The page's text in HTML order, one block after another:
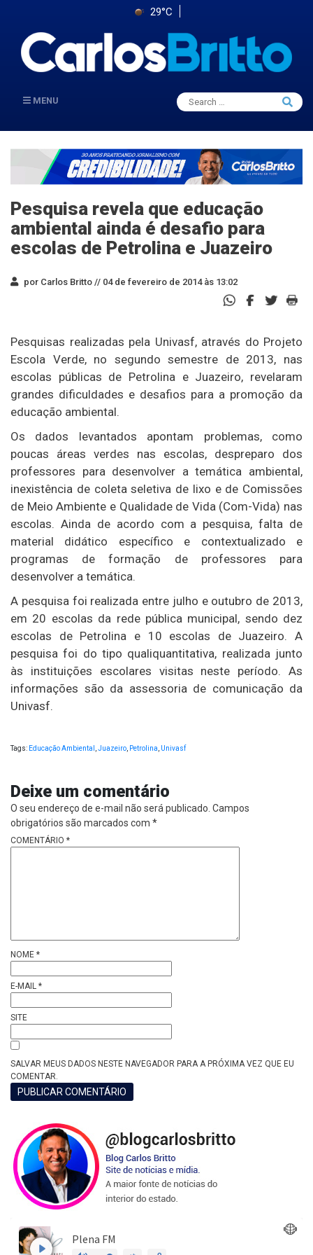
29°C
MENU
Search
for:
Search
Pesquisa revela que educação
ambiental ainda é desafio para
escolas de Petrolina e Juazeiro
por Carlos Britto // 04 de fevereiro de 2014 às 13:02
Pesquisas realizadas pela Univasf, através do Projeto
Escola Verde, no segundo semestre de 2013, nas
escolas públicas de Petrolina e Juazeiro, revelaram
grandes dificuldades e desafios para a promoção da
educação ambiental.
Os dados levantados apontam problemas, como
poucas áreas verdes nas escolas, despreparo dos
professores para desenvolver a temática ambiental,
inexistência de coleta seletiva de lixo e de Comissões
de Meio Ambiente e Qualidade de Vida (Com-Vida) nas
escolas. Ainda de acordo com a pesquisa, falta de
material didático específico e contextualizado e
programas de formação de professores para
desenvolver a temática.
A pesquisa foi realizada entre julho e outubro de 2013,
em 20 escolas da rede pública municipal, sendo dez
escolas de Petrolina e 10 escolas de Juazeiro. A
pesquisa foi do tipo qualiquantitativa, realizada junto
às instituições escolares visitas neste período. As
informações são da assessoria de comunicação da
Univasf.
Tags: Educação Ambiental Juazeiro Petrolina Univasf
Deixe um comentário
O seu endereço de e-mail não será publicado. Campos
obrigatórios são marcados com *
COMENTÁRIO *
NOME *
E-MAIL *
SITE
SALVAR MEUS DADOS NESTE NAVEGADOR PARA A PRÓXIMA VEZ QUE EU
COMENTAR.